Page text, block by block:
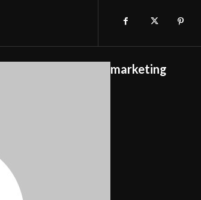
marketing